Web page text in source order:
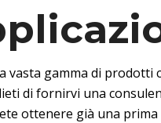
vasta gamma di prodotti
di fornirvi una
ottenere già una prima